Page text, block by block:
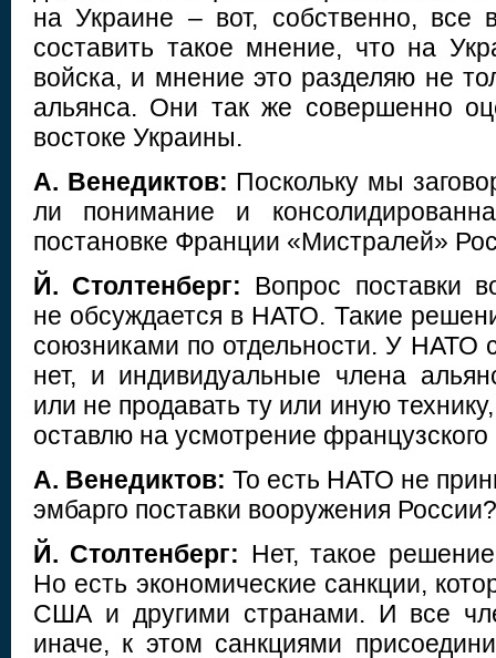
на Украине – вот, собственно, все
составить такое мнение, что на
войска, и мнение это разделяю не
альянса. Они так же совершенно
востоке Украины.
А. Венедиктов: Поскольку мы
ли понимание и
постановке Франции «Мистралей»
Й. Столтенберг: Вопрос поставки
не обсуждается в НАТО. Такие
союзниками по отдельности. У НАТО
нет, и индивидуальные члена
или не продавать ту или иную
оставлю на усмотрение французского
А. Венедиктов: То есть НАТО не
эмбарго поставки вооружения России?
Й. Столтенберг: Нет, такое
Но есть экономические санкции,
США и другими странами. И все
иначе, к этом санкциями